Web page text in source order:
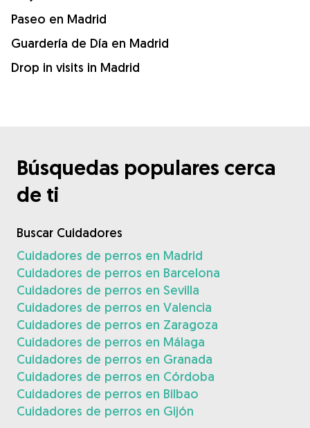
Paseo en Madrid
Guardería de Día en Madrid
Drop in visits in Madrid
Búsquedas populares cerca
de ti
Buscar Cuidadores
Cuidadores de perros en Madrid
Cuidadores de perros en Barcelona
Cuidadores de perros en Sevilla
Cuidadores de perros en Valencia
Cuidadores de perros en Zaragoza
Cuidadores de perros en Málaga
Cuidadores de perros en Granada
Cuidadores de perros en Córdoba
Cuidadores de perros en Bilbao
Cuidadores de perros en Gijón